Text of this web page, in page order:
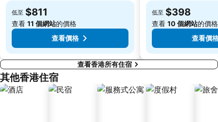
Lamma Island
香港屯門
Tin Hau Metro Station
九龍塘
金銀島酒店站
低至 $811
查看 11 個網站的價格
查看價格
低至 $398
查看 10 個網站的價格
查看價
查看香港所有住宿
其他香港住宿